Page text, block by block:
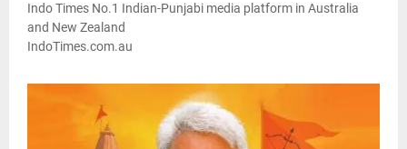
Indo Times No.1 Indian-Punjabi media platform in Australia
and New Zealand
IndoTimes.com.au